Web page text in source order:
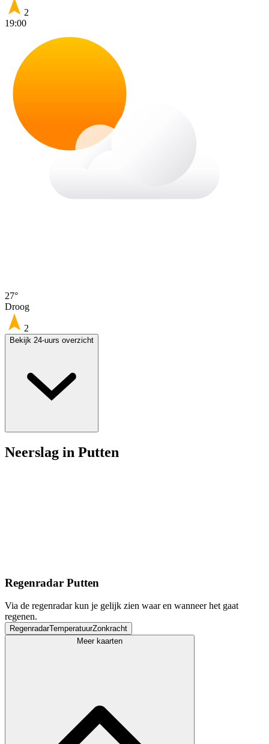
2
19:00
27°
Droog
2
Bekijk 24-uurs overzicht
Neerslag in Putten
Regenradar Putten
Via de regenradar kun je gelijk zien waar en wanneer het gaat
regenen.
RegenradarTemperatuurZonkracht
Meer kaarten